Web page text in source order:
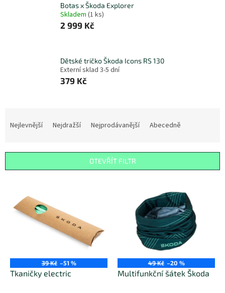
Botas x Škoda Explorer
Skladem (1 ks)
2 999 Kč
Dětské tričko Škoda Icons RS 130
Externí sklad 3-5 dní
379 Kč
í
Nejlevnější Nejdražší Nejprodávanější Abecedně
OTEVŘÍT FILTR
39 Kč –51 %
Tkaničky electric
49 Kč –20 %
Multifunkční šátek Škoda